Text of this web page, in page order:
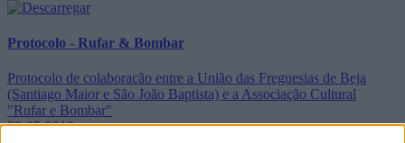
Protocolo - Rufar & Bombar
Protocolo de colaboração entre a União das Freguesias de Beja
(Santiago Maior e São João Baptista) e a Associação Cultural
"Rufar e Bombar"
03-05-2018